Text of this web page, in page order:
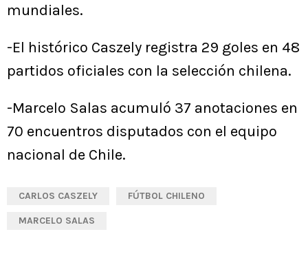
mundiales.
-El histórico Caszely registra 29 goles en 48
partidos oficiales con la selección chilena.
-Marcelo Salas acumuló 37 anotaciones en
70 encuentros disputados con el equipo
nacional de Chile.
CARLOS CASZELY FÚTBOL CHILENO
MARCELO SALAS